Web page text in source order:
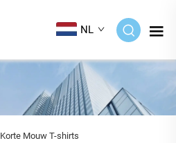
NL
Korte Mouw T-shirts